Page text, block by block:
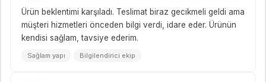
Ürün beklentimi karşıladı. Teslimat biraz gecikmeli geldi ama
müşteri hizmetleri önceden bilgi verdi, idare eder. Ürünün
kendisi sağlam, tavsiye ederim.
Sağlam yapı Bilgilendirici ekip